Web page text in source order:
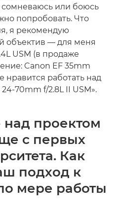
или боюсь
попробовать. Что
я рекомендую
объектив — для меня
USM (в продаже
Canon EF 35mm
нравится работать над
70mm f/2.8L II USM».
над проектом
с первых
Как
подход к
мере работы